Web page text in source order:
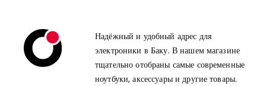
Apple MacBook Pro 14 M5 Space Black MDE34RU/A
оснащён мощным процессоромApple M5, который
обеспечивает высокую производительность и
энергоэффективность. Он идеально подходит для
Надёжный и удобный адрес для
электроники в Баку. В нашем магазине
тщательно отобраны самые современные
ноутбуки, аксессуары и другие товары.